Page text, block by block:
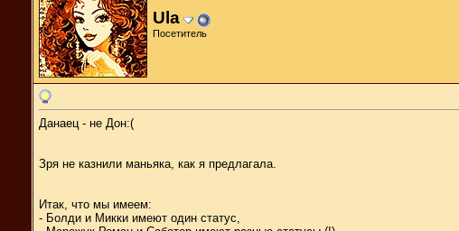
Ula
Посетитель
Данаец - не Дон:(
Зря не казнили маньяка, как я предлагала.
Итак, что мы имеем:
- Болди и Микки имеют один статус,